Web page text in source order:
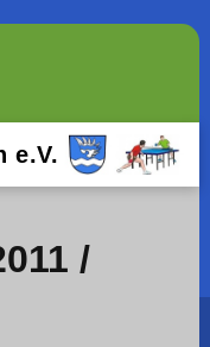
e.V.
/